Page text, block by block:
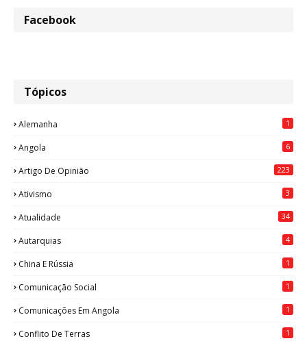
Facebook
Tópicos
Alemanha 1
Angola 6
Artigo De Opinião 223
Ativismo 3
Atualidade 34
Autarquias 4
China E Rússia 1
Comunicação Social 1
Comunicações Em Angola 1
Conflito De Terras 1